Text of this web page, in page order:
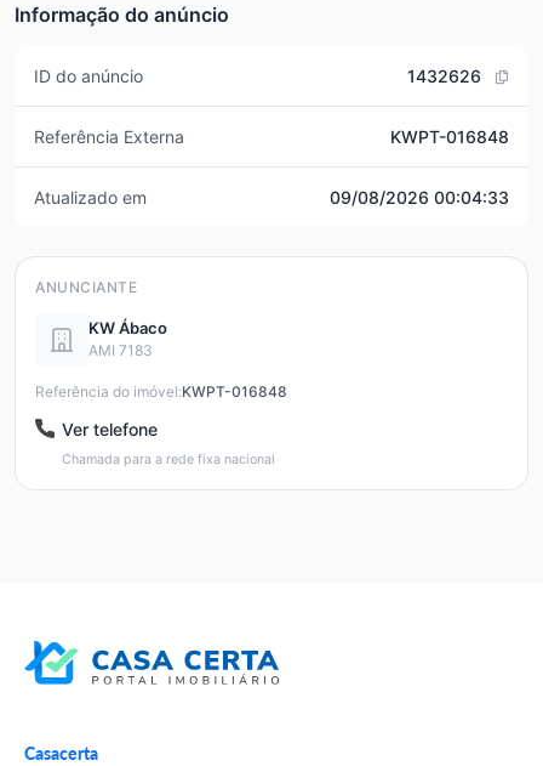
Informação do anúncio
ID do anúncio 1432626
Referência Externa KWPT-016848
Atualizado em 09/08/2026 00:04:33
ANUNCIANTE
KW Ábaco
AMI 7183
Referência do imóvel:KWPT-016848
Ver telefone
Chamada para a rede fixa nacional
Casacerta